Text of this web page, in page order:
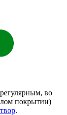
во
покрытии)
.